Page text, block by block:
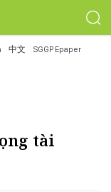
中文 SGGP Epaper
tài